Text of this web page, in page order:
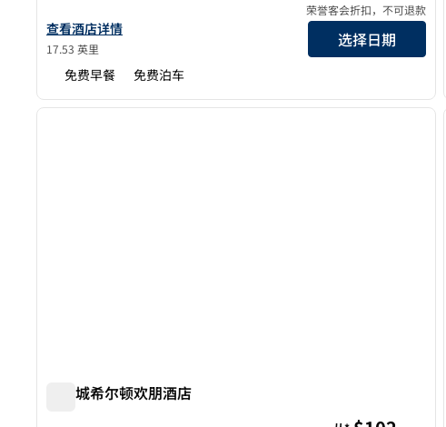
查看欢朋&套房 圣马特奥-旧金山机场的酒店详情
查看酒店详情
17.53 英里
荣誉客会折扣，不可退款
选择日期
免费早餐 免费泊车
1/12
1/12
下一
尤宁城希尔顿欢朋酒店